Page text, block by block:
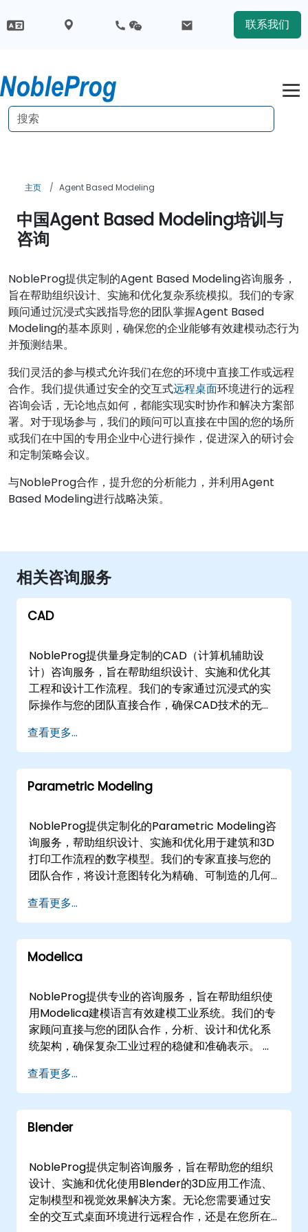
联系我们
主页 Agent Based Modeling
中国Agent Based Modeling培训与
咨询
NobleProg提供定制的Agent Based Modeling咨询服务，
旨在帮助组织设计、实施和优化复杂系统模拟。我们的专家
顾问通过沉浸式实践指导您的团队掌握Agent Based
Modeling的基本原则，确保您的企业能够有效建模动态行为
并预测结果。
我们灵活的参与模式允许我们在您的环境中直接工作或远程
合作。我们提供通过安全的交互式远程桌面环境进行的远程
咨询会话，无论地点如何，都能实现实时协作和解决方案部
署。对于现场参与，我们的顾问可以直接在中国的您的场所
或我们在中国的专用企业中心进行操作，促进深入的研讨会
和定制策略会议。
与NobleProg合作，提升您的分析能力，并利用Agent
Based Modeling进行战略决策。
相关咨询服务
CAD
NobleProg提供量身定制的CAD（计算机辅助设
计）咨询服务，旨在帮助组织设计、实施和优化其
工程和设计工作流程。我们的专家通过沉浸式的实
际操作与您的团队直接合作，确保CAD技术的无缝
的形式进行。线上咨询通过安全的交互式远程桌面
环境进行，允许实时协作，无论物理位置如何。线
下咨询可以在的客户场所或NobleProg在的企业咨
询中心进行。 NobleProg——您的本地CAD解决方
查看更多...
Parametric Modeling
NobleProg提供定制化的Parametric Modeling咨
询服务，帮助组织设计、实施和优化用于建筑和3D
打印工作流程的数字模型。我们的专家直接与您的
团队合作，将设计意图转化为精确、可制造的几何
增材制造。 我们的合作模式灵活，可以在的客户现
场进行线下咨询，或通过安全的交互式远程桌面环
境进行全球协作。我们还提供在我们的专用企业中
心进行这些战略会议的选项。 与NobleProg合作，
查看更多...
Modelica
NobleProg提供专业的咨询服务，旨在帮助组织使
用Modelica建模语言有效建模工业系统。我们的专
家顾问直接与您的团队合作，分析、设计和优化系
统架构，确保复杂工业过程的稳健和准确表示。 我
您的运营需求。我们的远程咨询会议利用交互式的
远程桌面技术，提供实时指导和协作解决问题，无
论您身在何处。此外，我们还提供在的客户场所或
NobleProg在的专门企业中心进行的线下咨询服
支持。 与NobleProg合作，加速您的工业建模能
力，并推动运营中的可衡量效率提升。
查看更多...
Blender
NobleProg提供定制咨询服务，旨在帮助您的组织
设计、实施和优化使用Blender的3D应用工作流、
定制模型和视觉效果解决方案。无论您需要通过安
全的交互式桌面环境进行远程合作，还是在您所在